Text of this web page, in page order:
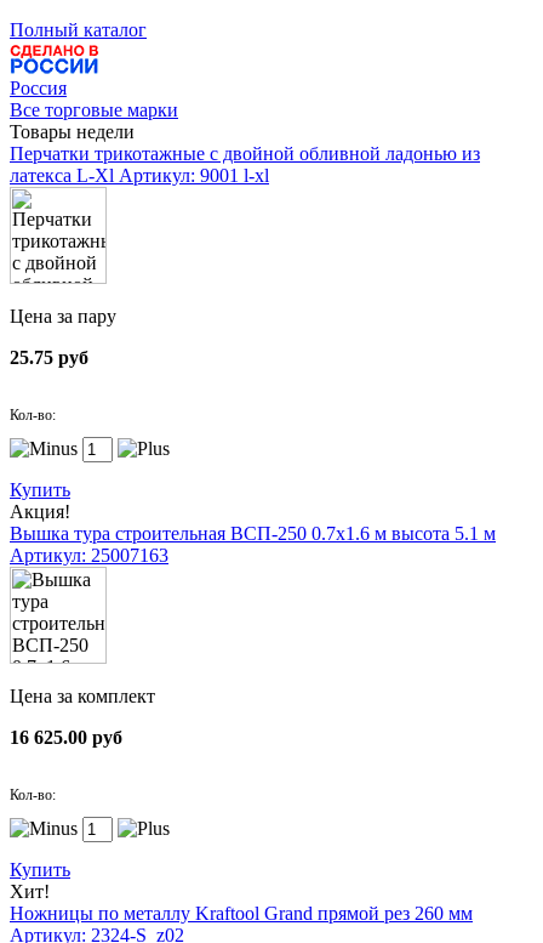
Полный каталог
Россия
Все торговые марки
Товары недели
Перчатки трикотажные с двойной обливной ладонью из
латекса L-Xl Артикул: 9001 l-xl
Цена за пару
25.75 руб
Кол-во:
Купить
Акция!
Вышка тура строительная ВСП-250 0.7х1.6 м высота 5.1 м
Артикул: 25007163
Цена за комплект
16 625.00 руб
Кол-во:
Купить
Хит!
Ножницы по металлу Kraftool Grand прямой рез 260 мм
Артикул: 2324-S_z02